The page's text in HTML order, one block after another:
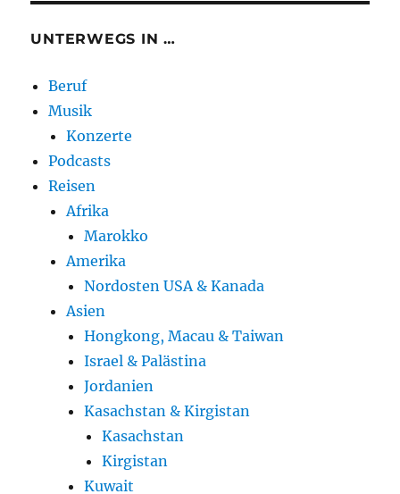
UNTERWEGS IN …
Beruf
Musik
Konzerte
Podcasts
Reisen
Afrika
Marokko
Amerika
Nordosten USA & Kanada
Asien
Hongkong, Macau & Taiwan
Israel & Palästina
Jordanien
Kasachstan & Kirgistan
Kasachstan
Kirgistan
Kuwait